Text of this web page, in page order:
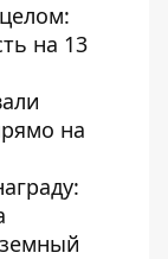
на 13
на